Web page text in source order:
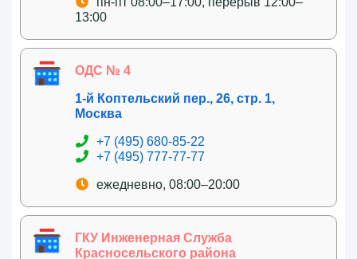
13:00
ОДС № 4
1-й Коптельский пер., 26, стр. 1,
Москва
+7 (495) 680-85-22
+7 (495) 777-77-77
ежедневно, 08:00–20:00
ГКУ Инженерная Служба
Красносельского района